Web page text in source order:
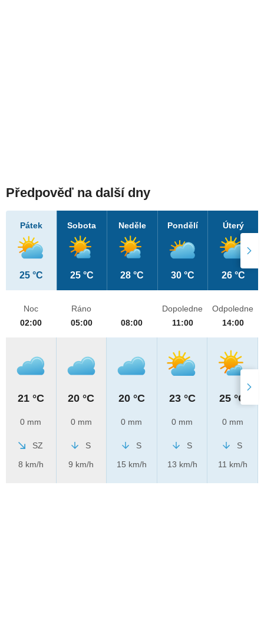
Předpověď na další dny
Pátek
25 °C
Sobota
25 °C
Neděle
28 °C
Pondělí
30 °C
Úterý
26 °C
Noc
02:00
21 °C
0 mm
SZ
8 km/h
Ráno
05:00
20 °C
0 mm
S
9 km/h
08:00
20 °C
0 mm
S
15 km/h
Dopoledne
11:00
23 °C
0 mm
S
13 km/h
Odpoledne
14:00
25 °C
0 mm
S
11 km/h